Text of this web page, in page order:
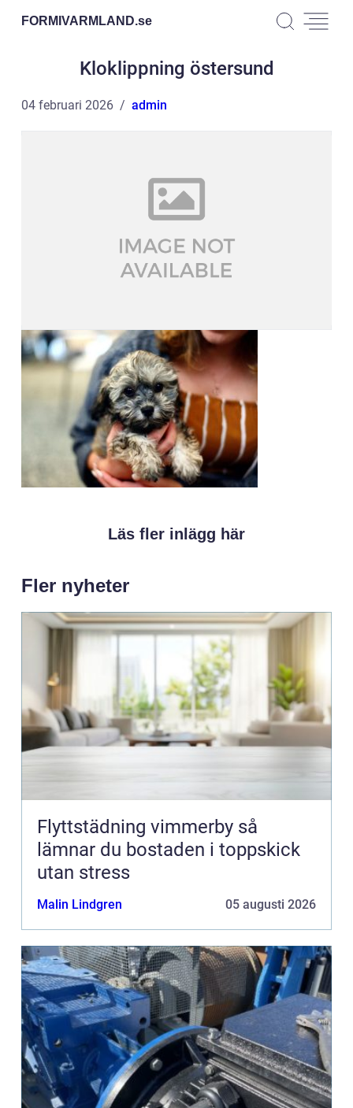
FORMIVARMLAND.se
Kloklippning östersund
04 februari 2026 admin
Läs fler inlägg här
Fler nyheter
Flyttstädning vimmerby så
lämnar du bostaden i toppskick
utan stress
Malin Lindgren 05 augusti 2026